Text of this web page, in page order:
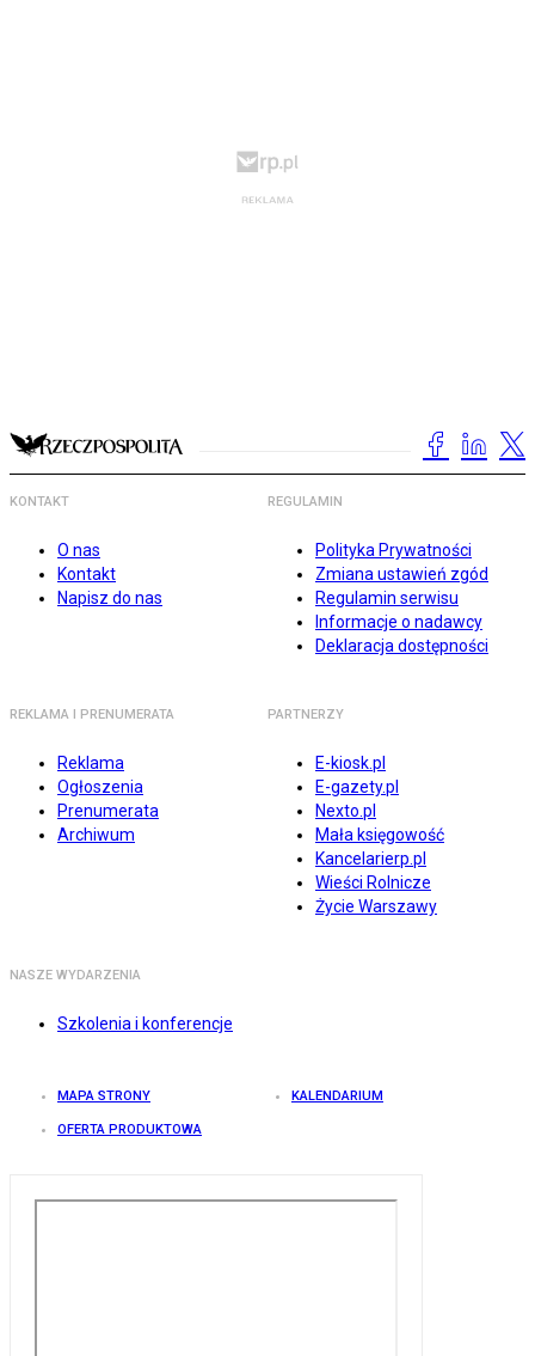
KONTAKT
O nas
Kontakt
Napisz do nas
REGULAMIN
Polityka Prywatności
Zmiana ustawień zgód
Regulamin serwisu
Informacje o nadawcy
Deklaracja dostępności
REKLAMA I PRENUMERATA
Reklama
Ogłoszenia
Prenumerata
Archiwum
PARTNERZY
E-kiosk.pl
E-gazety.pl
Nexto.pl
Mała księgowość
Kancelarierp.pl
Wieści Rolnicze
Życie Warszawy
NASZE WYDARZENIA
Szkolenia i konferencje
MAPA STRONY KALENDARIUM
OFERTA PRODUKTOWA